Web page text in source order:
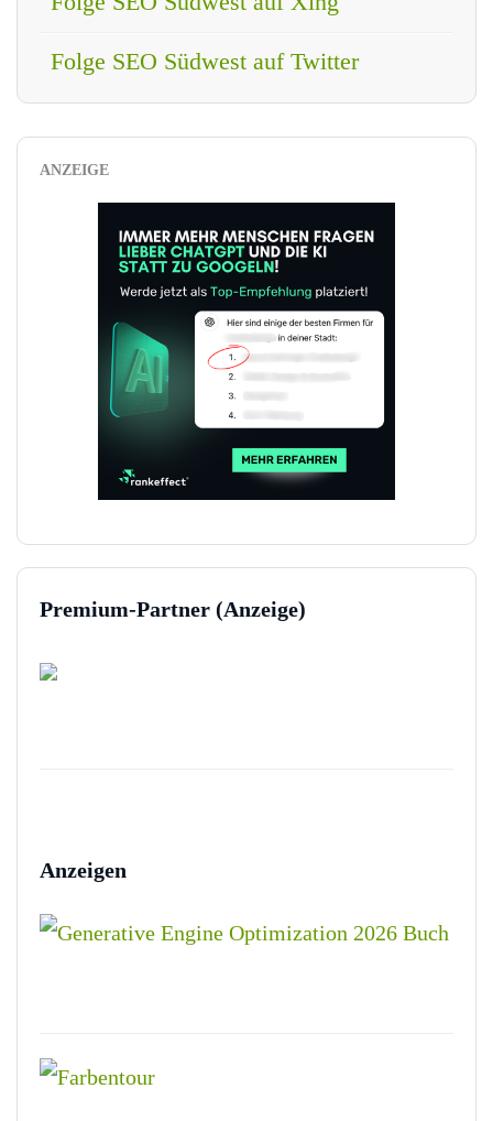
Folge SEO Südwest auf Twitter
ANZEIGE
Premium-Partner (Anzeige)
Anzeigen